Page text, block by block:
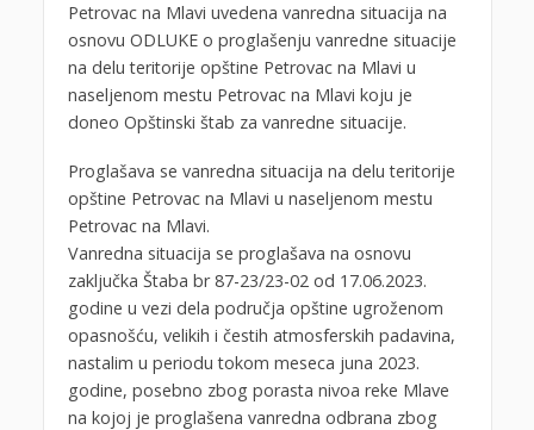
Petrovac na Mlavi uvedena vanredna situacija na
osnovu ODLUKE o proglašenju vanredne situacije
na delu teritorije opštine Petrovac na Mlavi u
naseljenom mestu Petrovac na Mlavi koju je
doneo Opštinski štab za vanredne situacije.
Proglašava se vanredna situacija na delu teritorije
opštine Petrovac na Mlavi u naseljenom mestu
Petrovac na Mlavi.
Vanredna situacija se proglašava na osnovu
zaključka Štaba br 87-23/23-02 od 17.06.2023.
godine u vezi dela područja opštine ugroženom
opasnošću, velikih i čestih atmosferskih padavina,
nastalim u periodu tokom meseca juna 2023.
godine, posebno zbog porasta nivoa reke Mlave
na kojoj je proglašena vanredna odbrana zbog